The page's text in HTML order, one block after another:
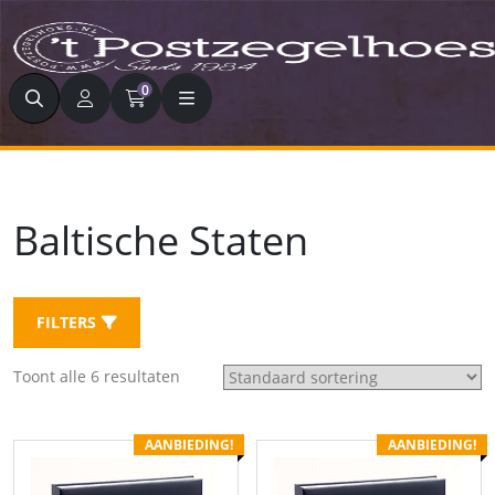
Zoeken 0
Baltische Staten
FILTERS
Toont alle 6 resultaten
AANBIEDING! AANBIEDING!